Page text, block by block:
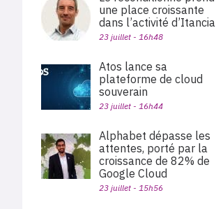
une place croissante
dans l’activité d’Itancia
23 juillet - 16h48
Atos lance sa
plateforme de cloud
souverain
23 juillet - 16h44
Alphabet dépasse les
attentes, porté par la
croissance de 82% de
Google Cloud
23 juillet - 15h56